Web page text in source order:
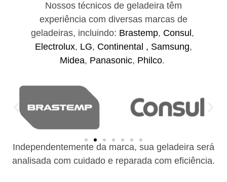
Nossos técnicos de geladeira têm
experiência com diversas marcas de
geladeiras, incluindo: Brastemp, Consul ,
Electrolux, LG, Continental , Samsung,
Midea, Panasonic, Philco.
Independentemente da marca, sua geladeira será
analisada com cuidado e reparada com eficiência.